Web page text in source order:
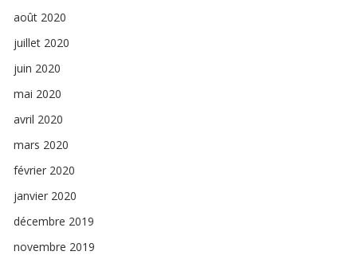
août 2020
juillet 2020
juin 2020
mai 2020
avril 2020
mars 2020
février 2020
janvier 2020
décembre 2019
novembre 2019